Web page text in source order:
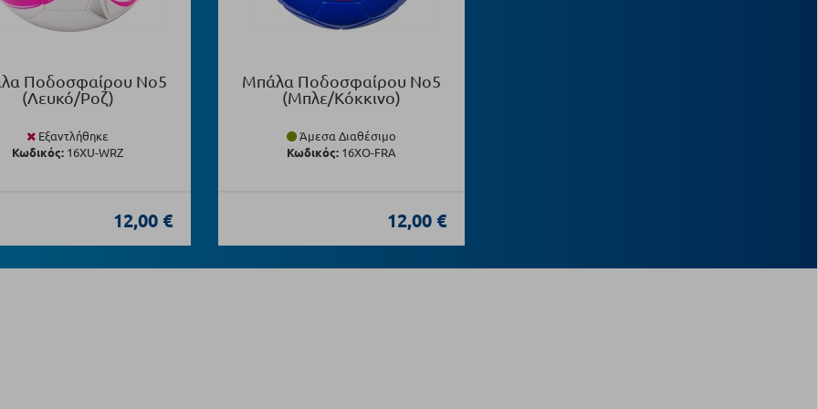
Ποδοσφαίρου Νο5
(Λευκό/Ροζ)
Εξαντλήθηκε
Κωδικός: 16XU-WRZ
12,00 €
Μπάλα Ποδοσφαίρου Νο5
(Μπλε/Κόκκινο)
Άμεσα Διαθέσιμο
Κωδικός: 16XO-FRA
12,00 €